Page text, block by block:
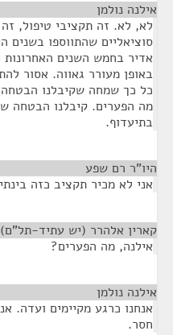
אילנה נולמן
סוציאליים שהתווספו
אדיר בחמש השנים
באופן מעורר גאווה. אסור
כל כך שמחה שקיבלנו הבטחה
בתיעדוף.
היו"ר רם שפע
אני לא מכיר תקציב כזה
קארין אלהרר (יש עתיד-תל"ם)
אילנה, מה הפערים?
אילנה נולמן
אנחנו כרגע מקיימים ועדה.
חסר.